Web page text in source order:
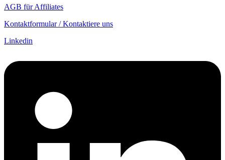
AGB für Affiliates
Kontaktformular / Kontaktiere uns
Linkedin